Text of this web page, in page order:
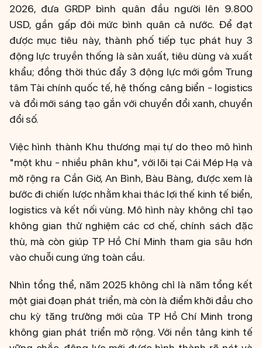
2026, đưa GRDP bình quân đầu người lên 9.800
USD, gần gấp đôi mức bình quân cả nước. Để đạt
được mục tiêu này, thành phố tiếp tục phát huy 3
động lực truyền thống là sản xuất, tiêu dùng và xuất
khẩu; đồng thời thúc đẩy 3 động lực mới gồm Trung
tâm Tài chính quốc tế, hệ thống cảng biển - logistics
và đổi mới sáng tạo gắn với chuyển đổi xanh, chuyển
đổi số.
Việc hình thành Khu thương mại tự do theo mô hình
"một khu - nhiều phân khu", với lõi tại Cái Mép Hạ và
mở rộng ra Cần Giờ, An Bình, Bàu Bàng, được xem là
bước đi chiến lược nhằm khai thác lợi thế kinh tế biển,
logistics và kết nối vùng. Mô hình này không chỉ tạo
không gian thử nghiệm các cơ chế, chính sách đặc
thù, mà còn giúp TP Hồ Chí Minh tham gia sâu hơn
vào chuỗi cung ứng toàn cầu.
Nhìn tổng thể, năm 2025 không chỉ là năm tổng kết
một giai đoạn phát triển, mà còn là điểm khởi đầu cho
chu kỳ tăng trưởng mới của TP Hồ Chí Minh trong
không gian phát triển mở rộng. Với nền tảng kinh tế